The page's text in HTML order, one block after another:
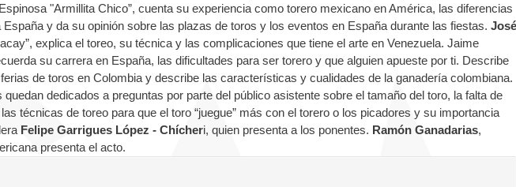
"Armillita Chico”, cuenta su experiencia como torero mexicano en América, las diferencias
y da su opinión sobre las plazas de toros y los eventos en España durante las fiestas. José
explica el toreo, su técnica y las complicaciones que tiene el arte en Venezuela. Jaime
su carrera en España, las dificultades para ser torero y que alguien apueste por ti. Describe
de toros en Colombia y describe las características y cualidades de la ganadería colombiana.
dedicados a preguntas por parte del público asistente sobre el tamaño del toro, la falta de
técnicas de toreo para que el toro “juegue” más con el torero o los picadores y su importancia
Felipe Garrigues López - Chícheri, quien presenta a los ponentes. Ramón Ganadarias,
presenta el acto.